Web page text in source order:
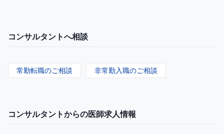
コンサルタントへ相談
常勤転職のご相談 非常勤入職のご相談
コンサルタントからの医師求人情報